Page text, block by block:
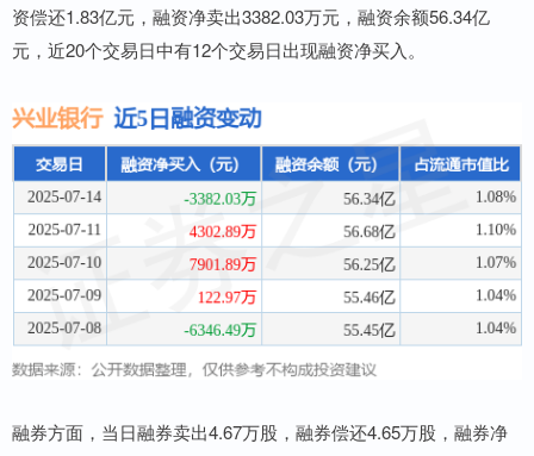
资偿还1.83亿元，融资净卖出3382.03万元，融资余额56.34亿
元，近20个交易日中有12个交易日出现融资净买入。
融券方面，当日融券卖出4.67万股，融券偿还4.65万股，融券净